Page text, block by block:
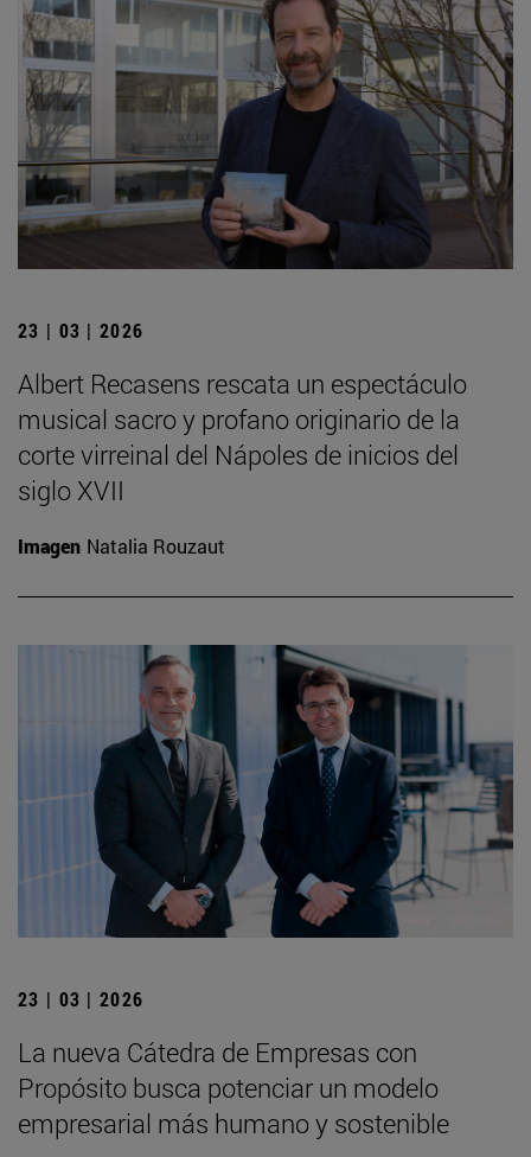
23 | 03 | 2026
Albert Recasens rescata un espectáculo
musical sacro y profano originario de la
corte virreinal del Nápoles de inicios del
siglo XVII
Imagen Natalia Rouzaut
23 | 03 | 2026
La nueva Cátedra de Empresas con
Propósito busca potenciar un modelo
empresarial más humano y sostenible